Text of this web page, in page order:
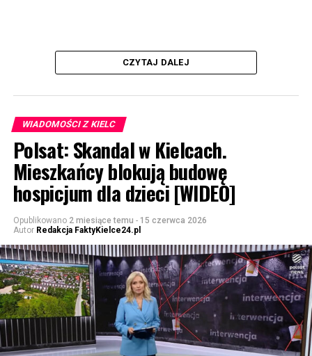
CZYTAJ DALEJ
WIADOMOŚCI Z KIELC
Polsat: Skandal w Kielcach.
Mieszkańcy blokują budowę
hospicjum dla dzieci [WIDEO]
Opublikowano 2 miesiące temu - 15 czerwca 2026
Autor Redakcja FaktyKielce24.pl